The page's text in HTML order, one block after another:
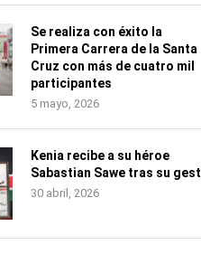
Se realiza con éxito la
Primera Carrera de la Santa
Cruz con más de cuatro mil
participantes
5 mayo, 2026
Kenia recibe a su héroe
Sabastian Sawe tras su
30 abril, 2026